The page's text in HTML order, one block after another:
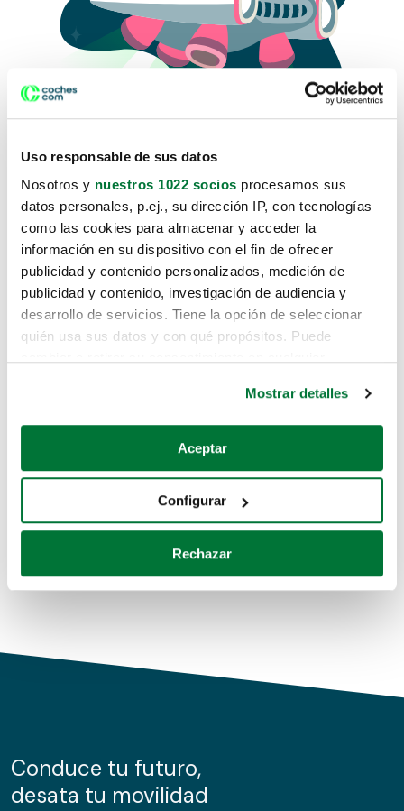
Uso responsable de sus datos
Nosotros y nuestros 1022 socios procesamos sus
datos personales, p.ej., su dirección IP, con tecnologías
como las cookies para almacenar y acceder la
información en su dispositivo con el fin de ofrecer
publicidad y contenido personalizados, medición de
publicidad y contenido, investigación de audiencia y
desarrollo de servicios. Tiene la opción de seleccionar
quién usa sus datos y con qué propósitos. Puede
Si lo permite, también quisiéramos:
Recopilar información sobre su ubicación geográfica
Identificar su dispositivo analizándolo activamente
para buscar características específicas (huellas
Obtenga más información sobre cómo se procesan sus
de cookies.
información sobre el uso que haga del sitio web con
nuestros partners de redes sociales, publicidad y análisis
Mostrar detalles
Aceptar
Configurar
Rechazar
Lo sentimos, no sabemos como
te hemos traido hasta aquí.
Pero puedes encontrar el coche que estás
buscando en alguno de estos enlaces:
Coches de segunda mano
Coches de km0
Conduce tu futuro,
desata tu movilidad